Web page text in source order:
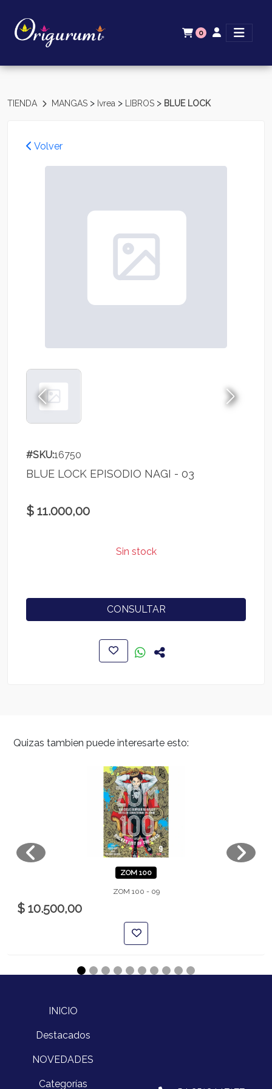
0
TIENDA MANGAS > Ivrea > LIBROS > BLUE LOCK
Volver
#SKU:16750
BLUE LOCK EPISODIO NAGI - 03
$ 11.000,00
Sin stock
CONSULTAR
Quizas tambien puede interesarte esto:
ZOM 100
ZOM 100 - 09
$ 10.500,00
INICIO
Destacados
NOVEDADES
Categorías